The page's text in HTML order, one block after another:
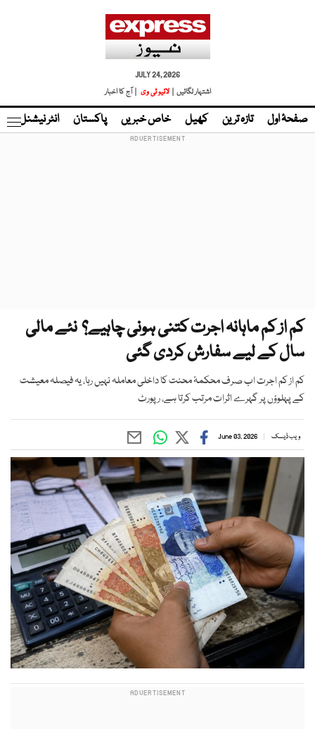
JULY 24, 2026
اشتہار لگائیں |
لائیو ٹی وی | آج کا اخبار
صفحۂ اول تازہ ترین کھیل خاص خبریں پاکستان انٹر نیشنل
کم از کم ماہانہ اجرت کتنی ہونی چاہیے؟ نئے مالی
سال کے لیے سفارش کردی گئی
کم از کم اجرت اب صرف محکمۂ محنت کا داخلی معاملہ نہیں رہا، یہ فیصلہ معیشت
کے پہلوؤں پر گہرے اثرات مرتب کرتا ہے، رپورٹ
ویب ڈیسک June 03, 2026